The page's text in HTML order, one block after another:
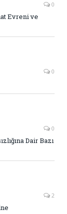
0
Evreni ve
0
0
Dair Bazı
2